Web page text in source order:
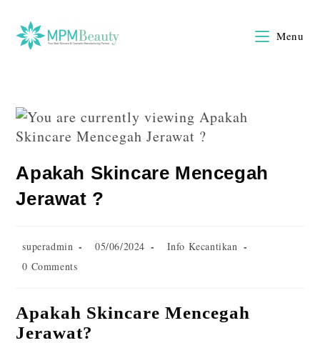
Menu
Apakah Skincare Mencegah
Jerawat ?
superadmin 05/06/2024
Info Kecantikan
0 Comments
Apakah Skincare Mencegah
Jerawat?